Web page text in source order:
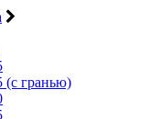
(с гранью)